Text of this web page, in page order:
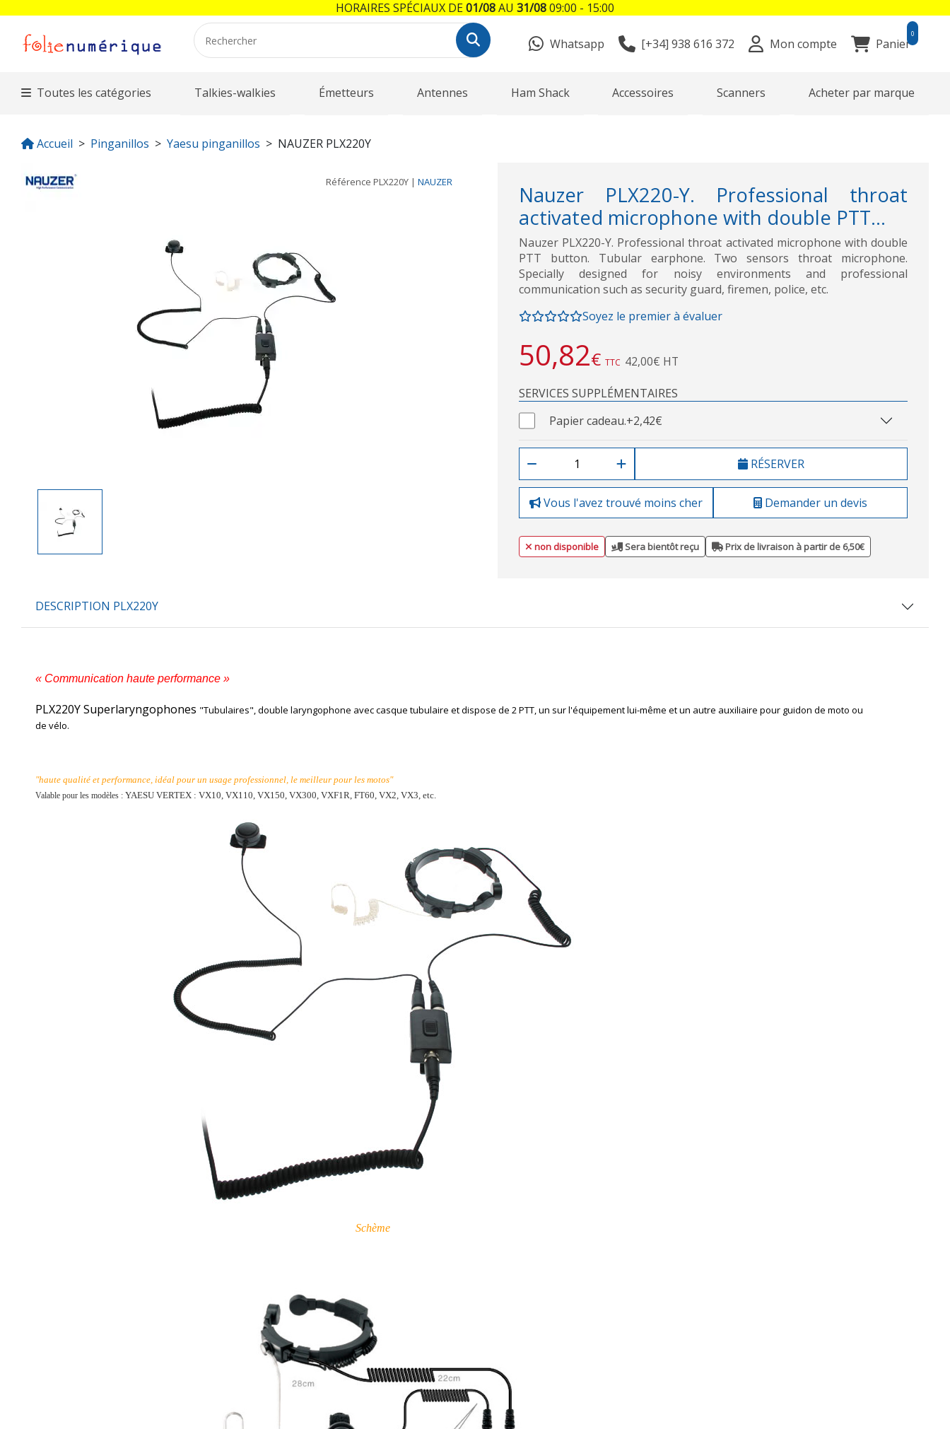
Whatsapp [+34] 938 616 372 Mon compte Panier
0
Toutes les catégories Talkies-walkies Émetteurs Antennes Ham Shack Accessoires Scanners Acheter par marque
Accueil Pinganillos Yaesu pinganillos NAUZER PLX220Y
Référence PLX220Y | NAUZER
Nauzer PLX220-Y. Professional throat
activated microphone with double PTT...
Nauzer PLX220-Y. Professional throat activated microphone with double
PTT button. Tubular earphone. Two sensors throat microphone.
Specially designed for noisy environments and professional
communication such as security guard, firemen, police, etc.
Soyez le premier à évaluer
50,82€ TTC 42,00€ HT
SERVICES SUPPLÉMENTAIRES
Papier cadeau.+2,42€
RÉSERVER
Vous l'avez trouvé moins cher Demander un devis
non disponible Sera bientôt reçu Prix de livraison à partir de 6,50€
DESCRIPTION PLX220Y
« Communication haute performance »
PLX220Y Superlaryngophones "Tubulaires", double laryngophone avec casque tubulaire et dispose de 2 PTT, un sur l'équipement lui-même et un autre auxiliaire pour guidon de moto ou
de vélo.
"haute qualité et performance, idéal pour un usage professionnel, le meilleur pour les motos"
Valable pour les modèles : YAESU VERTEX : VX10, VX110, VX150, VX300, VXF1R, FT60, VX2, VX3, etc.
Schème
HORAIRES SPÉCIAUX DE01/08AU 31/0809:00 - 15:00